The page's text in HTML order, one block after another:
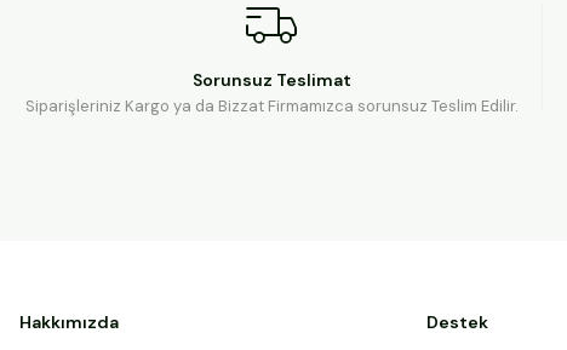
Sorunsuz Teslimat
Siparişleriniz Kargo ya da Bizzat Firmamızca sorunsuz Teslim Edilir.
Hakkımızda Destek